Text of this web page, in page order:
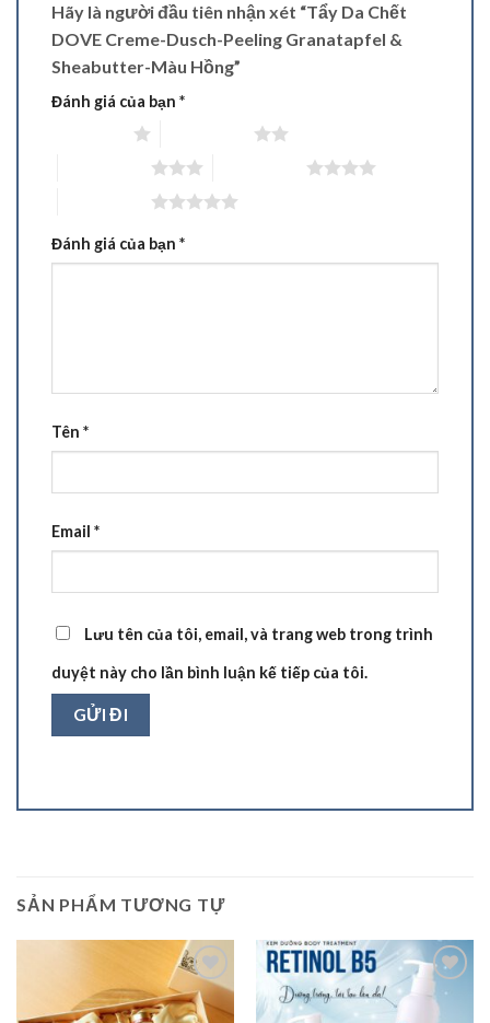
Hãy là người đầu tiên nhận xét “Tẩy Da Chết
DOVE Creme-Dusch-Peeling Granatapfel &
Sheabutter-Màu Hồng”
Đánh giá của bạn *
Đánh giá của bạn *
Tên *
Email *
Lưu tên của tôi, email, và trang web trong trình
duyệt này cho lần bình luận kế tiếp của tôi.
SẢN PHẨM TƯƠNG TỰ